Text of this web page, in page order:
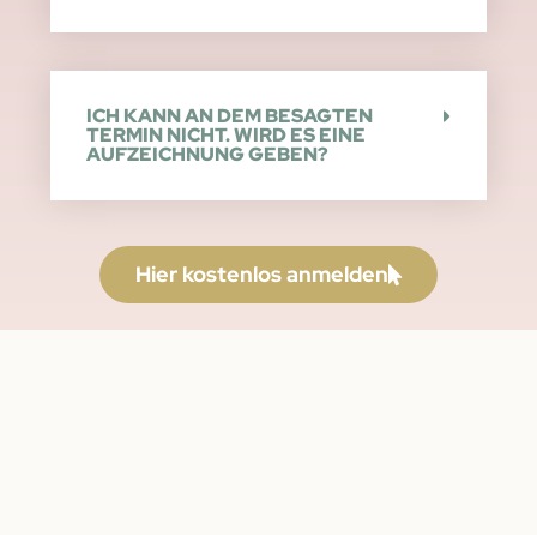
ICH KANN AN DEM BESAGTEN
TERMIN NICHT. WIRD ES EINE
AUFZEICHNUNG GEBEN?
Hier kostenlos anmelden